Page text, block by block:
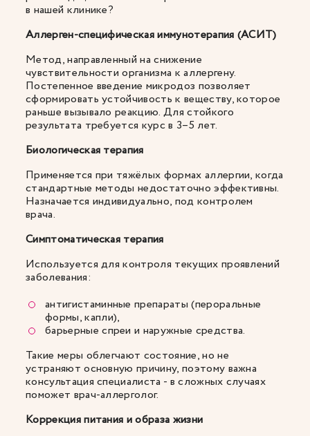
в нашей клинике?
Аллерген-специфическая иммунотерапия (АСИТ)
Метод, направленный на снижение
чувствительности организма к аллергену.
Постепенное введение микродоз позволяет
сформировать устойчивость к веществу, которое
раньше вызывало реакцию. Для стойкого
результата требуется курс в 3–5 лет.
Биологическая терапия
Применяется при тяжёлых формах аллергии, когда
стандартные методы недостаточно эффективны.
Назначается индивидуально, под контролем
врача.
Симптоматическая терапия
Используется для контроля текущих проявлений
заболевания:
антигистаминные препараты (пероральные
формы, капли),
барьерные спреи и наружные средства.
Такие меры облегчают состояние, но не
устраняют основную причину, поэтому важна
консультация специалиста - в сложных случаях
поможет врач-аллерголог.
Коррекция питания и образа жизни